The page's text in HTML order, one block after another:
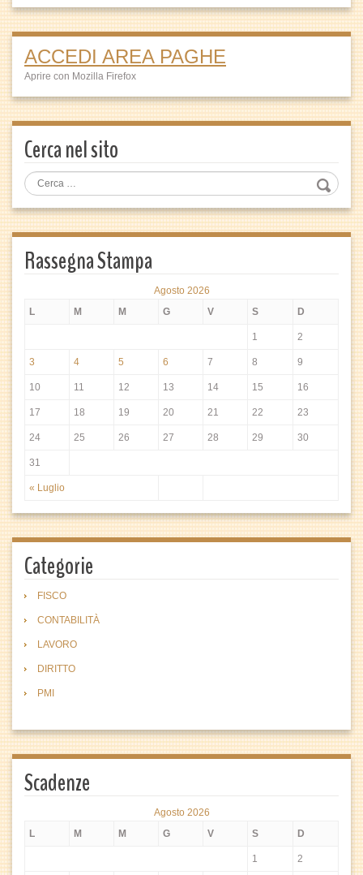
ACCEDI AREA PAGHE
Aprire con Mozilla Firefox
Cerca nel sito
Rassegna Stampa
Agosto 2026
L
M M G V S D
« Luglio
1 2
3 4 5 6 7 8 9
10 11 12 13 14 15 16
17 18 19 20 21 22 23
24 25 26 27 28 29 30
31
Categorie
FISCO
CONTABILITÀ
LAVORO
DIRITTO
PMI
Scadenze
Agosto 2026
L
M M G V S D
1 2